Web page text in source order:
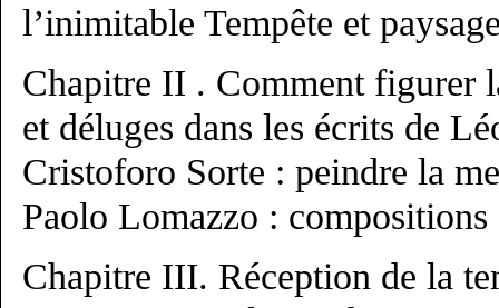
l’inimitable Tempête et
Chapitre II . Comment figurer
et déluges dans les écrits de
Cristoforo Sorte : peindre la
Paolo Lomazzo : compositions
Chapitre III. Réception de la